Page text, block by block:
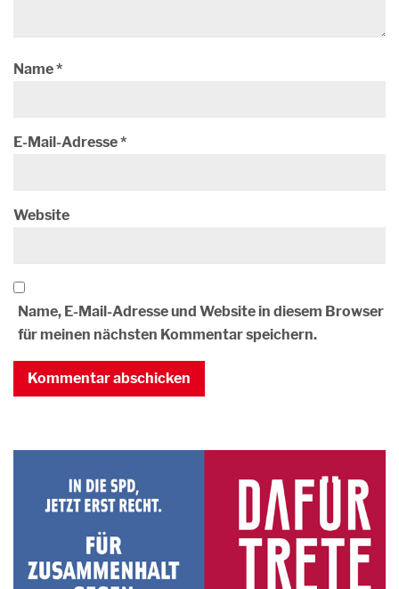
Name*
E-Mail-Adresse*
Website
Name, E-Mail-Adresse und Website in diesem Browser
für meinen nächsten Kommentar speichern.